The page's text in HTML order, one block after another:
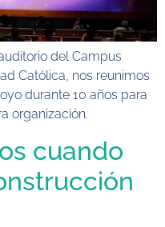
del Campus
Católica, nos reunimos
durante 10 años para
organización.
cuando